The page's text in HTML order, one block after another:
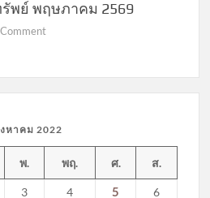
พย์ พฤษภาคม 2569
Commenton
ย่อ
2569
หาคม 2022
พ. พฤ. ศ. ส.
3 4 5 6